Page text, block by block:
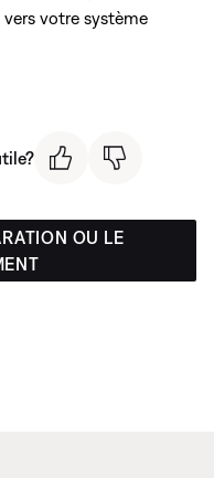
votre système
OU LE